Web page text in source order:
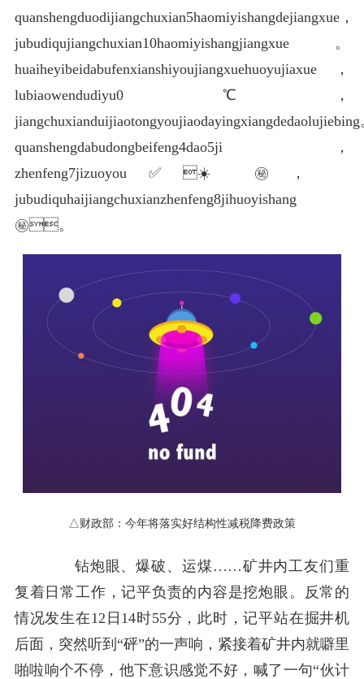
quanshengduodijiangchuxian5haomiyishangdejiangxue，
jubudiqujiangchuxian10haomiyishangjiangxue。
huaiheyibeidabufenxianshiyoujiangxuehuoyujiaxue，
lubiaowendudiyu0℃，
jiangchuxianduijiaotongyoujiaodayingxiangdedaolujiebing
quanshengdabudongbeifeng4dao5ji，
zhenfeng7jizuoyou✅☀️㊙️，
jubudiquhaijiangchuxianzhenfeng8jihuoyishang
㊙️。
△财政部：今年将落实好结构性减税降费政策
钻炮眼、爆破、运煤……矿井内工友们重
复着日常工作，记平负责的内容是挖炮眼。反常的
情况发生在12日14时55分，此时，记平站在掘井机
后面，突然听到“砰”的一声响，紧接着矿井内就噼里
啪啦响个不停，他下意识感觉不好，喊了一句“伙计